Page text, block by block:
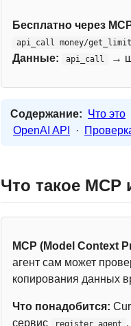
Бесплатно через
api_call money/get_limit
Данные:
api_call →
Содержание: Что это
OpenAI API
·
Что такое MCP
MCP (Model Context
агент сам может
копирования данных
Что понадобится:
сервис
register_agent .